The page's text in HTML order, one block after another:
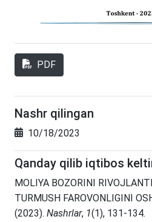
PDF
Nashr qilingan
10/18/2023
Qanday qilib iqtibos
MOLIYA BOZORINI
TURMUSH FAROVONLIGINI
(2023). Nashrlar, 1(1), 131-134.